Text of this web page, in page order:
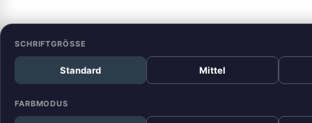
SCHRIFTGRÖSSE
Standard Mittel
FARBMODUS